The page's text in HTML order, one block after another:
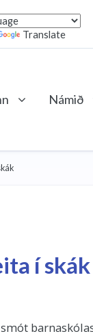
Translate
Námið
í skák